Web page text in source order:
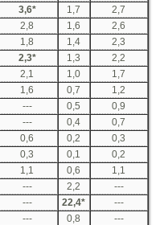
3,6* 1,7
2,7
2,8 1,6
2,6
1,8 1,4
2,3
2,3* 1,3
2,2
2,1 1,0
1,7
1,6 0,7
1,2
--- 0,5
0,9
--- 0,4
0,7
0,6 0,2
0,3
0,3 0,1
0,2
1,1 0,6
1,1
--- 2,2
---
--- 22,4*
---
--- 0,8
---